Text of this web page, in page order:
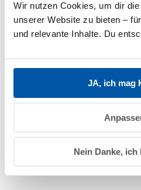
Wir nutzen Cookies, um dir
unserer Website zu bieten –
und relevante Inhalte. Du
JA, ich mag
Nein Danke, ich
Unsicherheit, als er auf dem
Hause einem Fremden
Vivi trösten ihren kleinen
Das Büchlein eignet sich
wichtigen Botschaft beim
als kurze Gute-Nacht-
kontrollierten Quellen